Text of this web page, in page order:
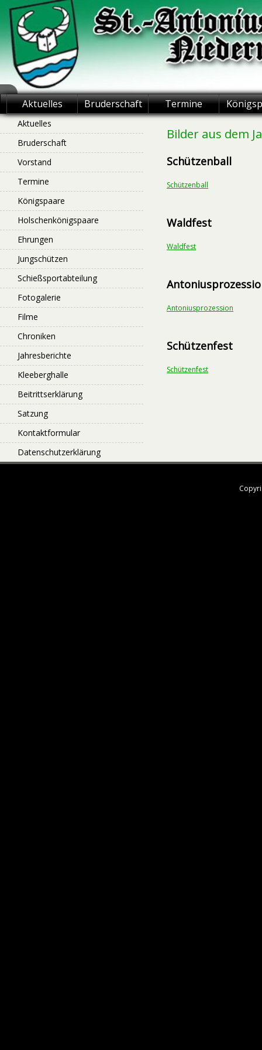
Skip
content
St.-Antonius
Schützenbruderschaft
Niederntudorf
Aktuelles Bruderschaft Termine
Bilder aus dem
Schützenball
Schützenball
Waldfest
Waldfest
Antoniusprozession
Schützenfest
Schützenfest
Aktuelles
Bruderschaft
Vorstand
Termine
Königspaare
Holschenkönigspaare
Ehrungen
Jungschützen
Schießsportabteilung
Fotogalerie
Filme
Chroniken
Jahresberichte
Kleeberghalle
Beitrittserklärung
Satzung
Kontaktformular
Datenschutzerklärung